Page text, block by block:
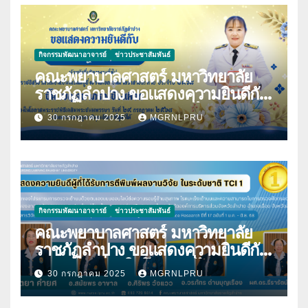
กิจกรรมพัฒนาอาจารย์ ข่าวประชาสัมพันธ์
คณะพยาบาลศาสตร์ มหาวิทยาลัย
ราชภัฏลำปาง ขอแสดงความยินดีกับ
นางมนันญา สายปินตา ที่ได้รับ
พระราชทานเครื่องราชอิสริยาภรณ์
30 กรกฎาคม 2025 MGRNLPRU
กิจกรรมพัฒนาอาจารย์ ข่าวประชาสัมพันธ์
คณะพยาบาลศาสตร์ มหาวิทยาลัย
ราชภัฏลำปาง ขอแสดงความยินดีกับ
บุคลากร เนื่องในโอกาสที่ได้รับการตี
พิมพ์ผลงานวิจัย
30 กรกฎาคม 2025 MGRNLPRU